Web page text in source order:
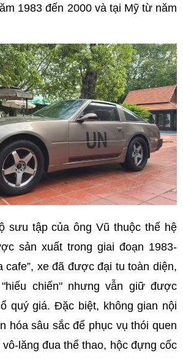
1983 đến 2000 và tại Mỹ từ năm
sưu tập của ông Vũ thuộc thế hệ
sản xuất trong giai đoạn 1983-
cafe”, xe đã được đại tu toàn diện,
chiến" nhưng vẫn giữ được
quý giá. Đặc biệt, không gian nội
hóa sâu sắc để phục vụ thói quen
lăng đua thể thao, hộc đựng cốc